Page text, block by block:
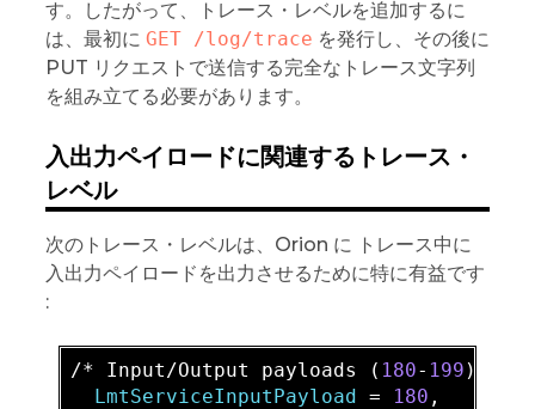
す。したがって、トレース・レベルを追加するに
は、最初に GET /log/trace を発行し、その後に
PUT リクエストで送信する完全なトレース文字列
を組み立てる必要があります。
入出力ペイロードに関連するトレース・
レベル
次のトレース・レベルは、Orion に トレース中に
入出力ペイロードを出力させるために特に有益です
:
/* Input/Output payloads ( 180- 199
  LmtServiceInputPayload
= 180